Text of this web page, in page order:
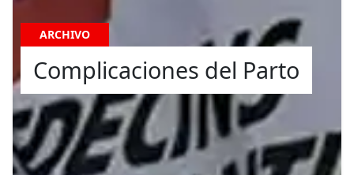
ARCHIVO
Complicaciones del Parto